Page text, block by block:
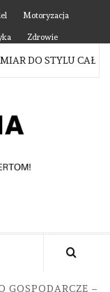
Motoryzacja
Zdrowie
DO STYLU CAŁEGO
GOSPODARCZE –